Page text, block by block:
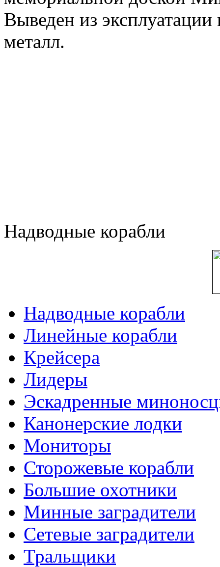
Выведен из эксплуатации
металл.
Надводные корабли
Надводные корабли
Линейные корабли
Крейсера
Лидеры
Эскадренные
Канонерские лодки
Мониторы
Сторожевые корабли
Большие охотники
Минные заградители
Сетевые заградители
Тральщики